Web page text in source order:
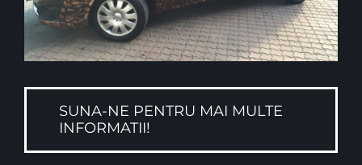
SUNA-NE PENTRU MAI MULTE
INFORMATII!